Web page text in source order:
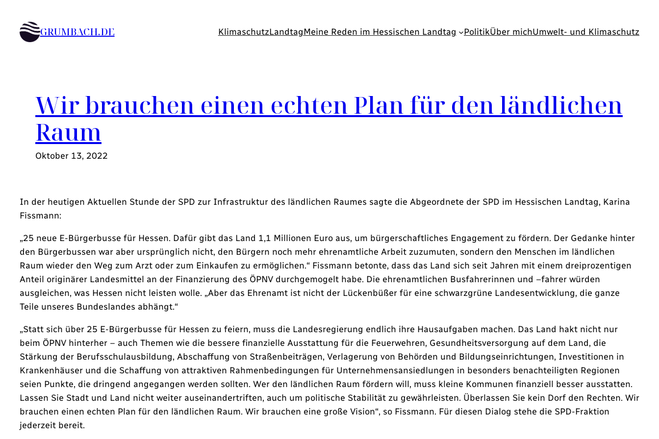
Inhalt
springenGRUMBACH.DE KlimaschutzLandtagMeine Reden im Hessischen Landtag PolitikÜber michUmwelt- und Klimaschutz
Wir brauchen einen echten Plan für den ländlichen
Raum
Oktober 13, 2022
In der heutigen Aktuellen Stunde der SPD zur Infrastruktur des ländlichen Raumes sagte die Abgeordnete der SPD im Hessischen Landtag, Karina
Fissmann:
„25 neue E-Bürgerbusse für Hessen. Dafür gibt das Land 1,1 Millionen Euro aus, um bürgerschaftliches Engagement zu fördern. Der Gedanke hinter
den Bürgerbussen war aber ursprünglich nicht, den Bürgern noch mehr ehrenamtliche Arbeit zuzumuten, sondern den Menschen im ländlichen
Raum wieder den Weg zum Arzt oder zum Einkaufen zu ermöglichen.“ Fissmann betonte, dass das Land sich seit Jahren mit einem dreiprozentigen
Anteil originärer Landesmittel an der Finanzierung des ÖPNV durchgemogelt habe. Die ehrenamtlichen Busfahrerinnen und –fahrer würden
ausgleichen, was Hessen nicht leisten wolle. „Aber das Ehrenamt ist nicht der Lückenbüßer für eine schwarzgrüne Landesentwicklung, die ganze
Teile unseres Bundeslandes abhängt.“
„Statt sich über 25 E-Bürgerbusse für Hessen zu feiern, muss die Landesregierung endlich ihre Hausaufgaben machen. Das Land hakt nicht nur
beim ÖPNV hinterher – auch Themen wie die bessere finanzielle Ausstattung für die Feuerwehren, Gesundheitsversorgung auf dem Land, die
Stärkung der Berufsschulausbildung, Abschaffung von Straßenbeiträgen, Verlagerung von Behörden und Bildungseinrichtungen, Investitionen in
Krankenhäuser und die Schaffung von attraktiven Rahmenbedingungen für Unternehmensansiedlungen in besonders benachteiligten Regionen
seien Punkte, die dringend angegangen werden sollten. Wer den ländlichen Raum fördern will, muss kleine Kommunen finanziell besser ausstatten.
Lassen Sie Stadt und Land nicht weiter auseinandertriften, auch um politische Stabilität zu gewährleisten. Überlassen Sie kein Dorf den Rechten. Wir
brauchen einen echten Plan für den ländlichen Raum. Wir brauchen eine große Vision“, so Fissmann. Für diesen Dialog stehe die SPD-Fraktion
jederzeit bereit.